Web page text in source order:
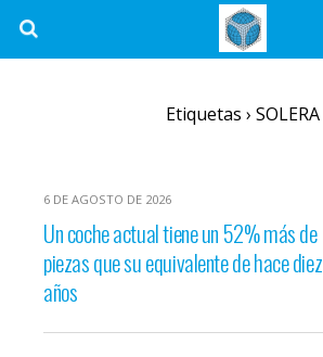
Etiquetas › SOLERA
6 DE AGOSTO DE 2026
Un coche actual tiene un 52% más de
piezas que su equivalente de hace diez
años